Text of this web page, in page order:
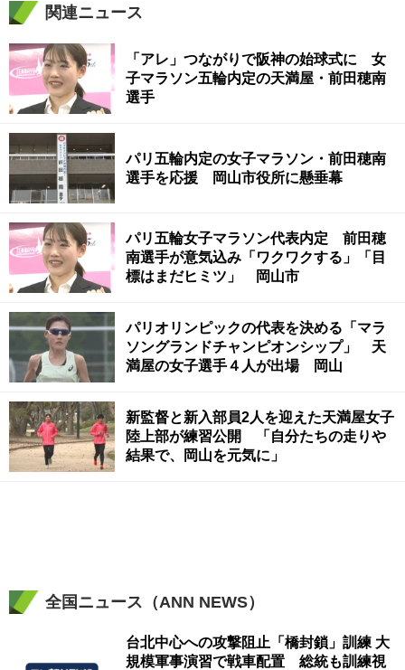
関連ニュース
「アレ」つながりで阪神の始球式に 女
子マラソン五輪内定の天満屋・前田穂南
選手
パリ五輪内定の女子マラソン・前田穂南
選手を応援 岡山市役所に懸垂幕
パリ五輪女子マラソン代表内定 前田穂
南選手が意気込み「ワクワクする」「目
標はまだヒミツ」 岡山市
パリオリンピックの代表を決める「マラ
ソングランドチャンピオンシップ」 天
満屋の女子選手４人が出場 岡山
新監督と新入部員2人を迎えた天満屋女子
陸上部が練習公開 「自分たちの走りや
結果で、岡山を元気に」
全国ニュース（ANN NEWS）
台北中心への攻撃阻止「橋封鎖」訓練 大
規模軍事演習で戦車配置 総統も訓練視